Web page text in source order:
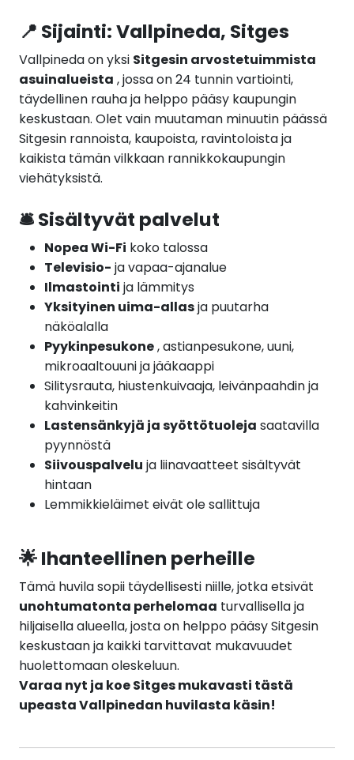
📍 Sijainti: Vallpineda, Sitges
Vallpineda on yksi Sitgesin arvostetuimmista
asuinalueista , jossa on 24 tunnin vartiointi,
täydellinen rauha ja helppo pääsy kaupungin
keskustaan. Olet vain muutaman minuutin päässä
Sitgesin rannoista, kaupoista, ravintoloista ja
kaikista tämän vilkkaan rannikkokaupungin
viehätyksistä.
🛎️ Sisältyvät palvelut
Nopea Wi-Fi koko talossa
Televisio- ja vapaa-ajanalue
Ilmastointi ja lämmitys
Yksityinen uima-allasja puutarha
näköalalla
Pyykinpesukone, astianpesukone, uuni,
mikroaaltouuni ja jääkaappi
Silitysrauta, hiustenkuivaaja, leivänpaahdin ja
kahvinkeitin
Lastensänkyjä ja syöttötuoleja saatavilla
pyynnöstä
Siivouspalvelu ja liinavaatteet sisältyvät
hintaan
Lemmikkieläimet eivät ole sallittuja
🌟 Ihanteellinen perheille
Tämä huvila sopii täydellisesti niille, jotka etsivät
unohtumatonta perhelomaa turvallisella ja
hiljaisella alueella, josta on helppo pääsy Sitgesin
keskustaan ja kaikki tarvittavat mukavuudet
huolettomaan oleskeluun.
Varaa nyt ja koe Sitges mukavasti tästä
upeasta Vallpinedan huvilasta käsin!